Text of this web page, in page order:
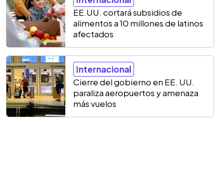
EE.UU. cortará subsidios de
alimentos a 10 millones de latinos
afectados
Internacional
Cierre del gobierno en EE. UU.
paraliza aeropuertos y amenaza
más vuelos